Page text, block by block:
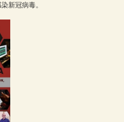
新冠病毒。